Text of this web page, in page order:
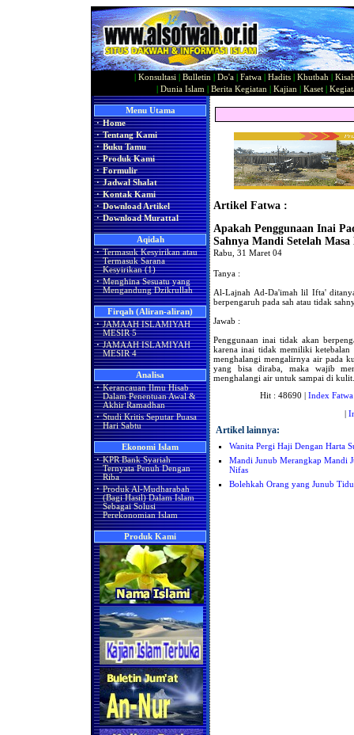
Konsultasi Bulletin Do'a Fatwa Hadits Khutbah
Dunia Islam Berita Kegiatan Kajian Kaset|
Menu Utama
· Home
· Tentang Kami
· Buku Tamu
· Produk Kami
· Formulir
· Jadwal Shalat
· Kontak Kami
· Download Artikel
· Download Murattal
Aqidah
· Termasuk Kesyirikan atau
Termasuk Sarana
Kesyirikan (1)
· Menghina Sesuatu yang
Mengandung Dzikrullah
Firqah (Aliran-aliran)
· JAMAAH ISLAMIYAH
MESIR 5
· JAMAAH ISLAMIYAH
MESIR 4
Analisa
· Kerancauan Ilmu Hisab
Dalam Penentuan Awal &
Akhir Ramadhan
· Studi Kritis Seputar Puasa
Hari Sabtu
Ekonomi Islam
· KPR Bank Syariah
Ternyata Penuh Dengan
Riba
· Produk Al-Mudharabah
(Bagi Hasil) Dalam Islam
Sebagai Solusi
Perekonomian Islam
Produk Kami
Artikel Fatwa :
Apakah Penggunaan Inai
Sahnya Mandi Setelah
Rabu, 31 Maret 04
Tanya :
Al-Lajnah Ad-Da'imah lil Ifta'
berpengaruh pada sah atau tidak
Jawab :
Penggunaan inai tidak akan
karena inai tidak memiliki
menghalangi mengalirnya air pada
yang bisa diraba, maka wajib
menghalangi air untuk sampai di kulit.
Hit : 48690 | Index Fatwa
|
Artikel lainnya:
Wanita Pergi Haji Dengan Harta
Mandi Junub Merangkap Mandi
Nifas
Bolehkah Orang yang Junub